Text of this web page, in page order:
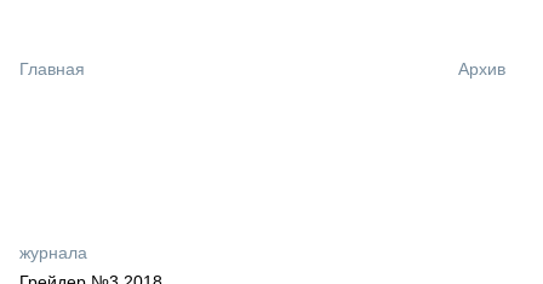
Главная Архив
журнала